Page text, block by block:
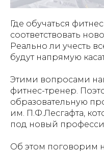
Где обучаться
соответствовать
Реально ли учесть
будут напрямую
Этими вопросами
фитнес-тренер.
образовательную
им. П.Ф.Лесгафта,
под новый
Об этом поговорим